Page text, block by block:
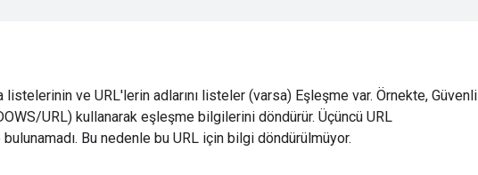
listelerinin ve URL'lerin adlarını listeler (varsa) Eşleşme var. Örnekte, Güvenli
URL) kullanarak eşleşme bilgilerini döndürür. Üçüncü URL
Bu nedenle bu URL için bilgi döndürülmüyor.